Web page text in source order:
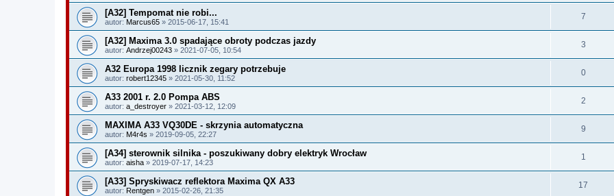
[A32] Tempomat nie robi...
autor: Marcus65 » 2015-06-17, 15:41
7
[A32] Maxima 3.0 spadające obroty podczas jazdy
autor: Andrzej00243 » 2021-07-05, 10:54
3
A32 Europa 1998 licznik zegary potrzebuje
autor: robert12345 » 2021-05-30, 11:52
0
A33 2001 r. 2.0 Pompa ABS
autor: a_destroyer » 2021-03-12, 12:09
2
MAXIMA A33 VQ30DE - skrzynia automatyczna
autor: M4r4s » 2019-09-05, 22:27
9
[A34] sterownik silnika - poszukiwany dobry elektryk Wrocław
autor: aisha » 2019-07-17, 14:23
1
[A33] Spryskiwacz reflektora Maxima QX A33
autor: Rentgen » 2015-02-26, 21:35
17